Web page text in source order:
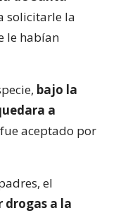
solicitarle la
le habían
bajo la
a
aceptado por
el
a la